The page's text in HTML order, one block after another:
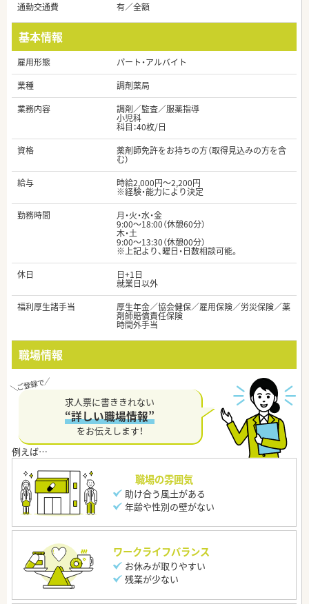
通勤交通費
有／全額
基本情報
雇用形態
パート・アルバイト
業種
調剤薬局
業務内容
調剤／監査／服薬指導
小児科
科目：40枚/日
資格
薬剤師免許をお持ちの方（取得見込みの方を含
む）
給与
時給2,000円～2,200円
※経験・能力により決定
勤務時間
月・火・水・金
9:00〜18:00（休憩60分）
木・土
9:00〜13:30（休憩00分）
※上記より、曜日・日数相談可能。
休日
日+1日
就業日以外
福利厚生諸手当
厚生年金／協会健保／雇用保険／労災保険／薬
剤師賠償責任保険
時間外手当
職場情報
求人票に書ききれない
“詳しい職場情報”
をお伝えします！
職場の雰囲気
助け合う風土がある
年齢や性別の壁がない
ワークライフバランス
お休みが取りやすい
残業が少ない